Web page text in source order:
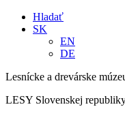
Hladať
SK
EN
DE
Lesnícke a drevárske
LESY Slovenskej